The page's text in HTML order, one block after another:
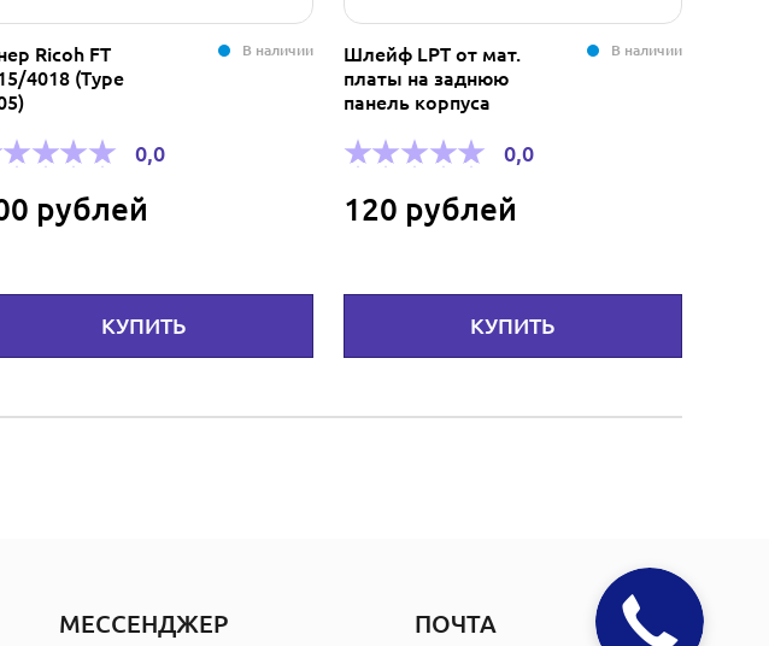
Шлейф LPT от мат.
платы на заднюю
В наличии
120 рублей
КУПИТЬ
Переключатель D-
Link DKVM-4K
В наличии
КУПИТЬ
МЕССЕНДЖЕР ПОЧТА